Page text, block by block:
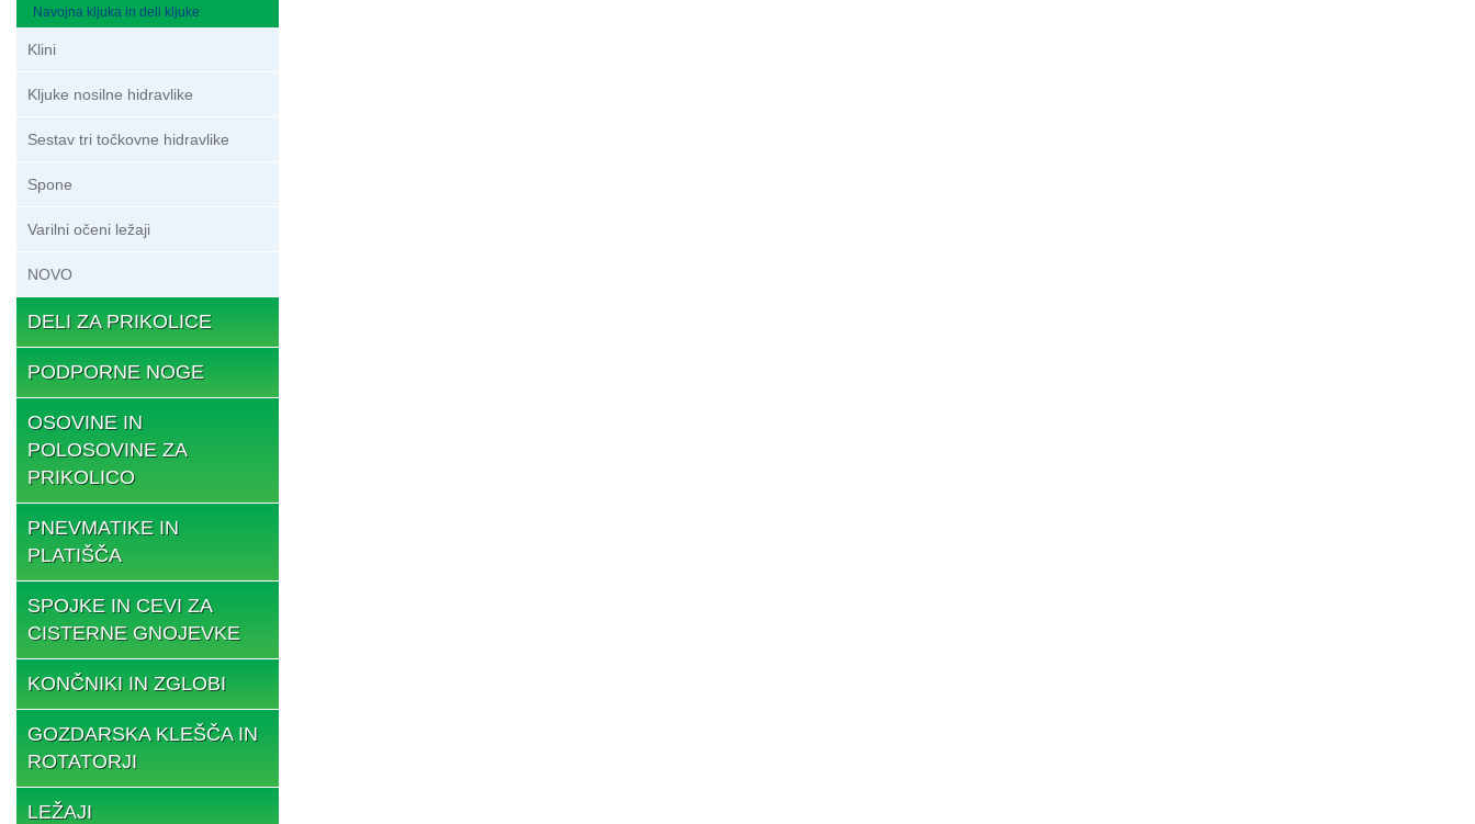
Navojna kljuka in deli kljuke
Klini
Kljuke nosilne hidravlike
Sestav tri točkovne hidravlike
Spone
Varilni očeni ležaji
NOVO
DELI ZA PRIKOLICE
PODPORNE NOGE
OSOVINE IN
POLOSOVINE ZA
PRIKOLICO
PNEVMATIKE IN
PLATIŠČA
SPOJKE IN CEVI ZA
CISTERNE GNOJEVKE
KONČNIKI IN ZGLOBI
GOZDARSKA KLEŠČA IN
ROTATORJI
LEŽAJI